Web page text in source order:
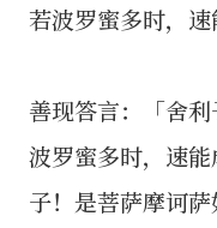
若波罗蜜多时，速
善现答言：「舍
波罗蜜多时，速
子！是菩萨摩诃